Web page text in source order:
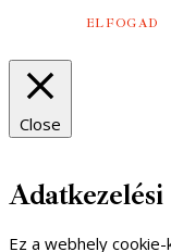
ELFOGAD
Close
Ez a webhely